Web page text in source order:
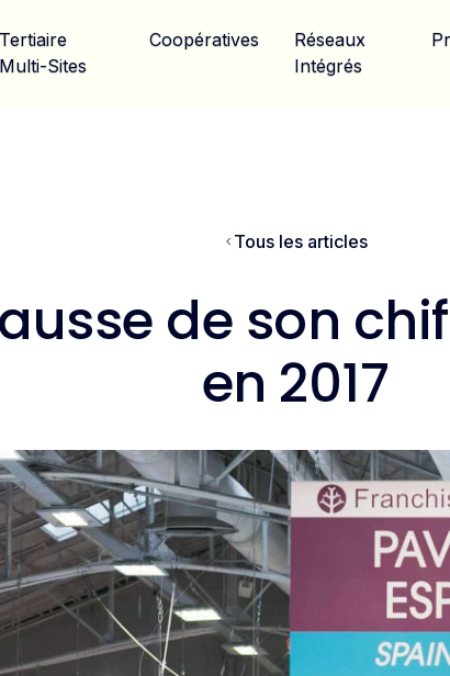
Tertiaire
Multi-Sites
Coopératives
Réseaux
Intégrés
Tous les articles
de son
en 2017